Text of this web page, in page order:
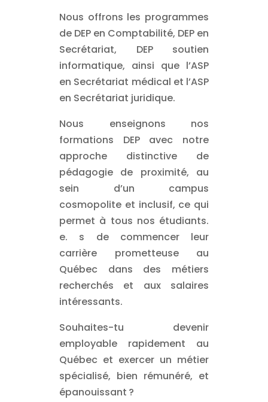
Nous offrons les programmes
de DEP en Comptabilité, DEP en
Secrétariat, DEP soutien
informatique, ainsi que l’ASP
en Secrétariat médical et l’ASP
en Secrétariat juridique.
Nous enseignons nos
formations DEP avec notre
approche distinctive de
pédagogie de proximité, au
sein d’un campus
cosmopolite et inclusif, ce qui
permet à tous nos étudiants.
e. s de commencer leur
carrière prometteuse au
Québec dans des métiers
recherchés et aux salaires
intéressants.
Souhaites-tu devenir
employable rapidement au
Québec et exercer un métier
spécialisé, bien rémunéré, et
épanouissant ?